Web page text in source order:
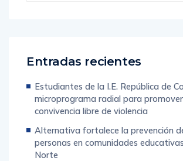
Entradas recientes
Estudiantes de la I.E. República de
microprograma radial para
convivencia libre de violencia
Alternativa fortalece la prevención
personas en comunidades
Norte